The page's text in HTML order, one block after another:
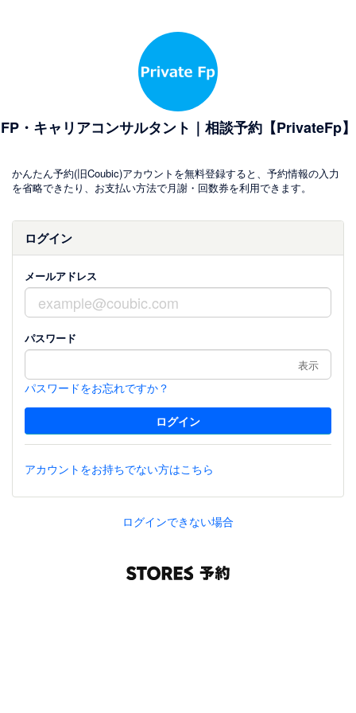
FP・キャリアコンサルタント｜相談予約【PrivateFp】
かんたん予約(旧Coubic)アカウントを無料登録すると、予約情報の入力
を省略できたり、お支払い方法で月謝・回数券を利用できます。
ログイン
メールアドレス
パスワード
表示
パスワードをお忘れですか？
アカウントをお持ちでない方はこちら
ログインできない場合